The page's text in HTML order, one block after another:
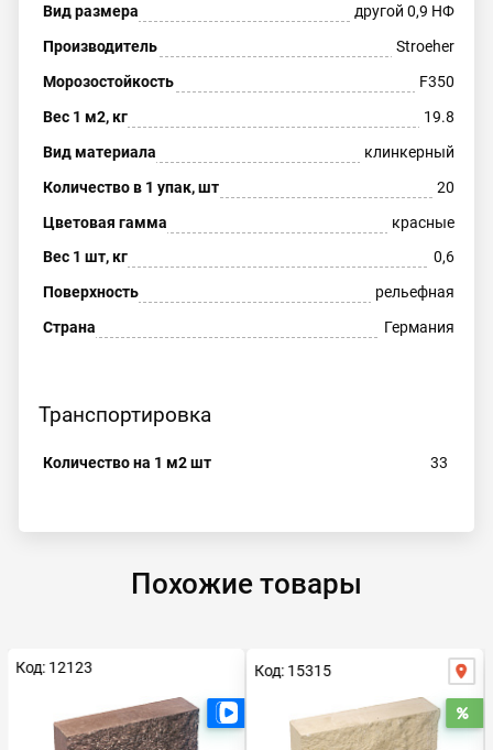
Вид размера
другой 0,9 НФ
Производитель
Stroeher
Морозостойкость
F350
Вес 1 м2, кг
19.8
Вид материала
клинкерный
Количество в 1 упак, шт
20
Цветовая гамма
красные
Вес 1 шт, кг
0,6
Поверхность
рельефная
Страна
Германия
Транспортировка
Количество на 1 м2 шт 33
Похожие товары
Код: 12123 Код: 15315